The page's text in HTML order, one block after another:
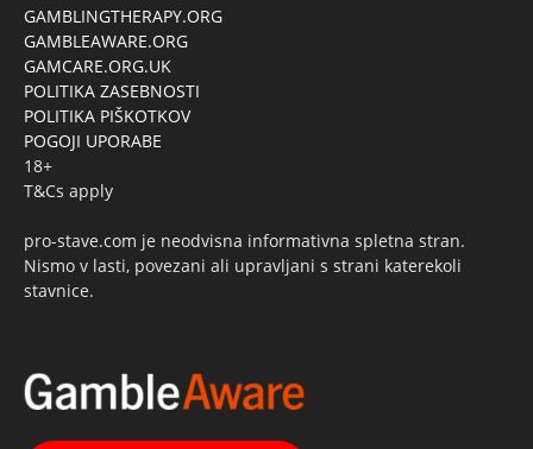
GAMBLINGTHERAPY.ORG
GAMBLEAWARE.ORG
GAMCARE.ORG.UK
POLITIKA ZASEBNOSTI
POLITIKA PIŠKOTKOV
POGOJI UPORABE
18+
T&Cs apply
pro-stave.com je neodvisna informativna spletna stran.
Nismo v lasti, povezani ali upravljani s strani katerekoli
stavnice.